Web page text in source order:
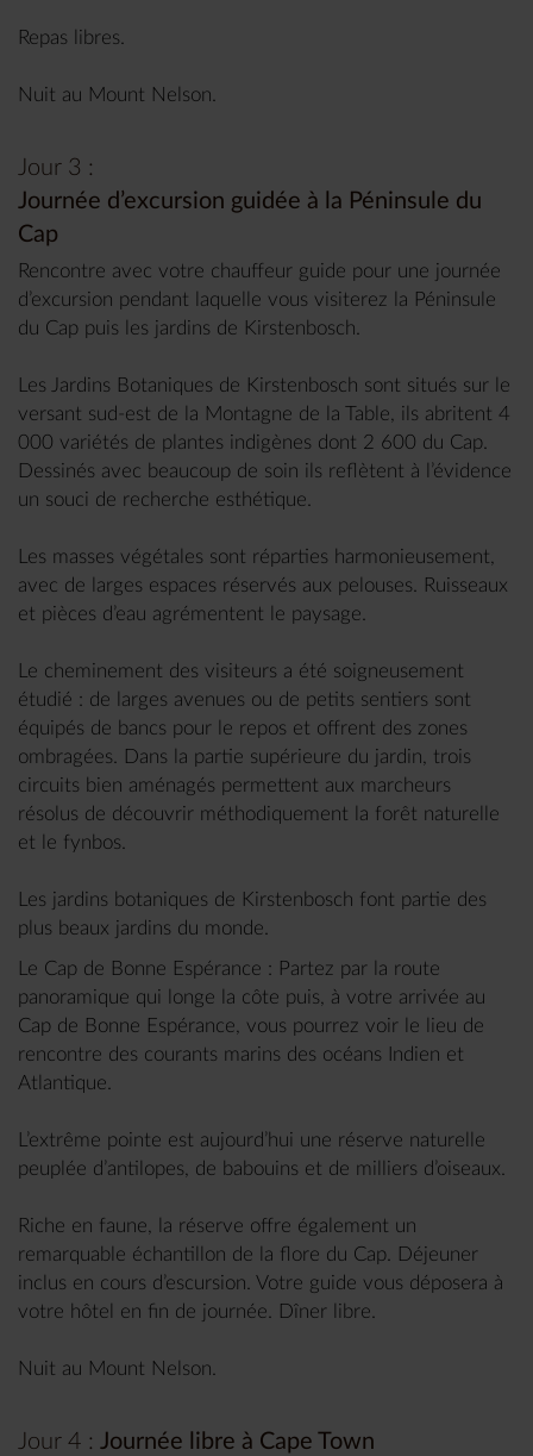
Repas libres.
Nuit au Mount Nelson.
Jour 3 :
Journée d’excursion guidée à la Péninsule du
Cap
Rencontre avec votre chauffeur guide pour une journée
d’excursion pendant laquelle vous visiterez la Péninsule
du Cap puis les jardins de Kirstenbosch.
Les Jardins Botaniques de Kirstenbosch sont situés sur le
versant sud-est de la Montagne de la Table, ils abritent 4
000 variétés de plantes indigènes dont 2 600 du Cap.
Dessinés avec beaucoup de soin ils reflètent à l’évidence
un souci de recherche esthétique.
Les masses végétales sont réparties harmonieusement,
avec de larges espaces réservés aux pelouses. Ruisseaux
et pièces d’eau agrémentent le paysage.
Le cheminement des visiteurs a été soigneusement
étudié : de larges avenues ou de petits sentiers sont
équipés de bancs pour le repos et offrent des zones
ombragées. Dans la partie supérieure du jardin, trois
circuits bien aménagés permettent aux marcheurs
résolus de découvrir méthodiquement la forêt naturelle
et le fynbos.
Les jardins botaniques de Kirstenbosch font partie des
plus beaux jardins du monde.
Le Cap de Bonne Espérance : Partez par la route
panoramique qui longe la côte puis, à votre arrivée au
Cap de Bonne Espérance, vous pourrez voir le lieu de
rencontre des courants marins des océans Indien et
Atlantique.
L’extrême pointe est aujourd’hui une réserve naturelle
peuplée d’antilopes, de babouins et de milliers d’oiseaux.
Riche en faune, la réserve offre également un
remarquable échantillon de la flore du Cap. Déjeuner
inclus en cours d’escursion. Votre guide vous déposera à
votre hôtel en fin de journée. Dîner libre.
Nuit au Mount Nelson.
Jour 4 : Journée libre à Cape Town